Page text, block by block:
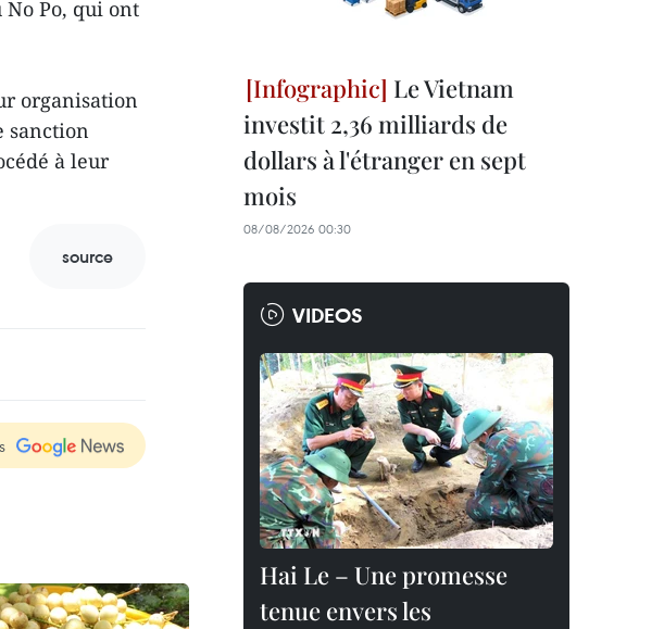
No Po, qui ont
organisation
sanction
à leur
source
Le Vietnam
investit 2,36 milliards de
dollars à l'étranger en sept
mois
08/08/2026 00:30
VIDEOS
Hai Le – Une promesse
tenue envers les